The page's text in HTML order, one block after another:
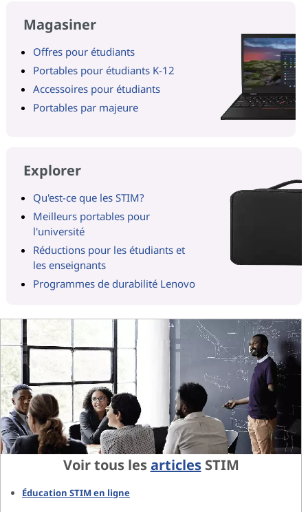
Magasiner
Offres pour étudiants
Portables pour étudiants K-12
Accessoires pour étudiants
Portables par majeure
Explorer
Qu'est-ce que les STIM?
Meilleurs portables pour
l'université
Réductions pour les étudiants et
les enseignants
Programmes de durabilité Lenovo
Voir tous lesarticlesSTIM
Éducation STIM en ligne